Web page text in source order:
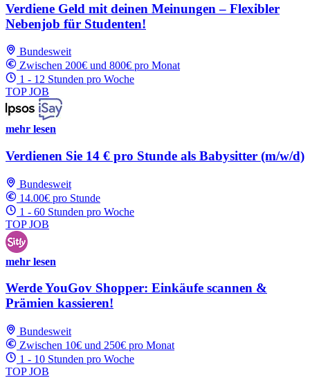
Verdiene Geld mit deinen Meinungen – Flexibler
Nebenjob für Studenten!
Bundesweit
Zwischen 200€ und 800€ pro Monat
1 - 12 Stunden pro Woche
TOP JOB
mehr lesen
Verdienen Sie 14 € pro Stunde als Babysitter (m/w/d)
Bundesweit
14.00€ pro Stunde
1 - 60 Stunden pro Woche
TOP JOB
mehr lesen
Werde YouGov Shopper: Einkäufe scannen &
Prämien kassieren!
Bundesweit
Zwischen 10€ und 250€ pro Monat
1 - 10 Stunden pro Woche
TOP JOB